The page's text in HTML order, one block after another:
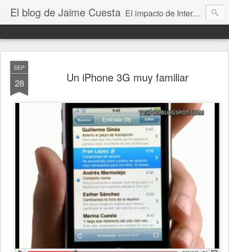
El blog de Jaime Cuesta El impacto de Internet en la sociedad visto con mis propios ojos
SEP
28 Un iPhone 3G muy familiar